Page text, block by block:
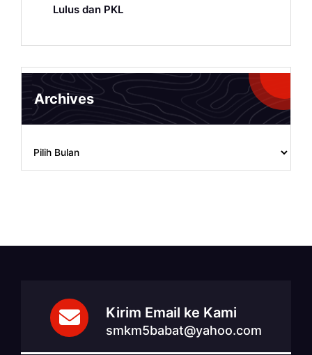
Lulus dan PKL
Archives
Kirim Email ke Kami
smkm5babat@yahoo.com